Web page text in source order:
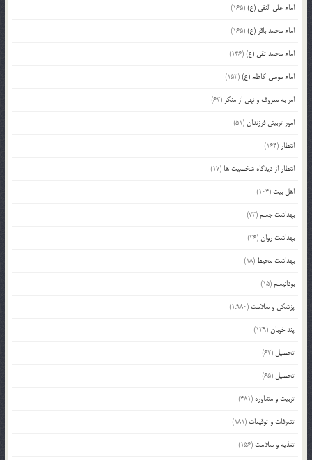
امام علی النقی (ع)(165)
امام محمد باقر (ع)(165)
امام محمد تقی (ع)(146)
امام موسی کاظم (ع)(152)
امر به معروف و نهی از منکر (63)
امور تربیتی فرزندان(51)
انتظار (164)
انتظار از دیدگاه شخصیت ها (17)
اهل بیت (104)
بهداشت جسم(73)
بهداشت روان(26)
بهداشت محیط (18)
بودائیسم(15)
پزشکی و سلامت (1,980)
پند خوبان(129)
تحصیل (62)
تحصیل (65)
تربیت و مشاوره (481)
تشرفات و توقیعات (181)
تغذیه و سلامت (156)